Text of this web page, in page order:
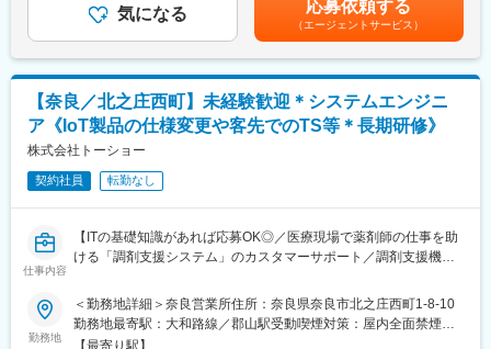
プに分かれています。
■同社について
・2023年10月よりフランスの大手原料メーカーであるロケット社
の傘下に入りました。
・同社は「製剤関連機械」（国内トップシェア）、「ハードカプ
セル」（医薬品用カプセル世界シェア2位）2本の事業を有してい
るニッチトップなグローバル企業です。
・部品の発注及び出荷
・印字テスト 等
※所属グループによって、国内外の出張エリアが決定します。
■業務の特徴・やりがい：
「セミオーダーメイド方式」を採用しており、お客様ニーズに応
そのため、フィールドエンジニア業務においても、機械構造の理
解が不可欠です。改良が必要な際は、機械ごとに原因を探りなが
が可能です。
https://www.qualicaps.co.jp/product/machine/
◎機械の価格は2000万円台～3億円まで幅広く、業界でも国内納
入シェアはトップクラスです。
金額であり、選考を通じて上下する可能性があります。月給(月額)
は固定手当を含めた表記です。
気になる 応募依頼する
（エージェントサービス）
【奈良／北之庄西町】未経験歓迎＊システムエンジニ
ア《IoT製品の仕様変更や客先でのTS等＊長期研修》
株式会社トーショー
契約社員 転勤なし
仕事内容
【ITの基礎知識があれば応募OK◎／医療現場で薬剤師の仕事を助
ける「調剤支援システム」のカスタマーサポート／調剤支援機
【はじめに】
当ポジションは自社販売している大型IoT製品や薬剤システムの運
勤務地
＜勤務地詳細＞奈良営業所住所：奈良県奈良市北之庄西町1-8-10
勤務地最寄駅：大和路線／郡山駅受動喫煙対策：屋内全面禁煙変
更の範囲：会社の定める事業所（リモートワーク含む）
【最寄り駅】